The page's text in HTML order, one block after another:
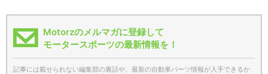
Motorzのメルマガに登録して
モータースポーツの最新情報を！
記事には載せられない編集部の裏話や、最新の自動車パーツ情報が入手できるか